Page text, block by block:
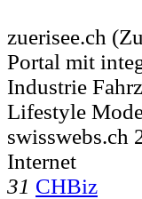
zuerisee.ch
Portal mit
Industrie
Lifestyle
swisswebs.ch
Internet
31 CHBiz